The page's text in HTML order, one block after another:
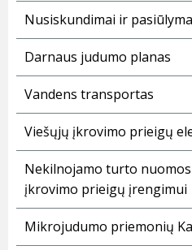
Nusiskundimai ir
Darnaus judumo planas
Vandens transportas
Viešųjų įkrovimo prieigų
Nekilnojamo turto
įkrovimo prieigų įrengimui
Mikrojudumo priemonių